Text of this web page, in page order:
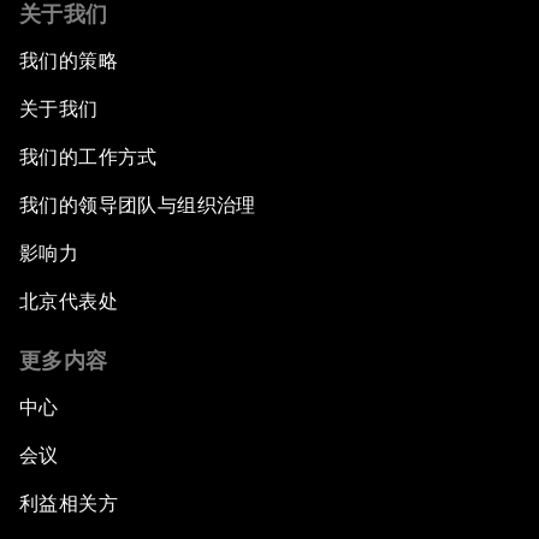
关于我们
我们的策略
关于我们
我们的工作方式
我们的领导团队与组织治理
影响力
北京代表处
更多内容
中心
会议
利益相关方